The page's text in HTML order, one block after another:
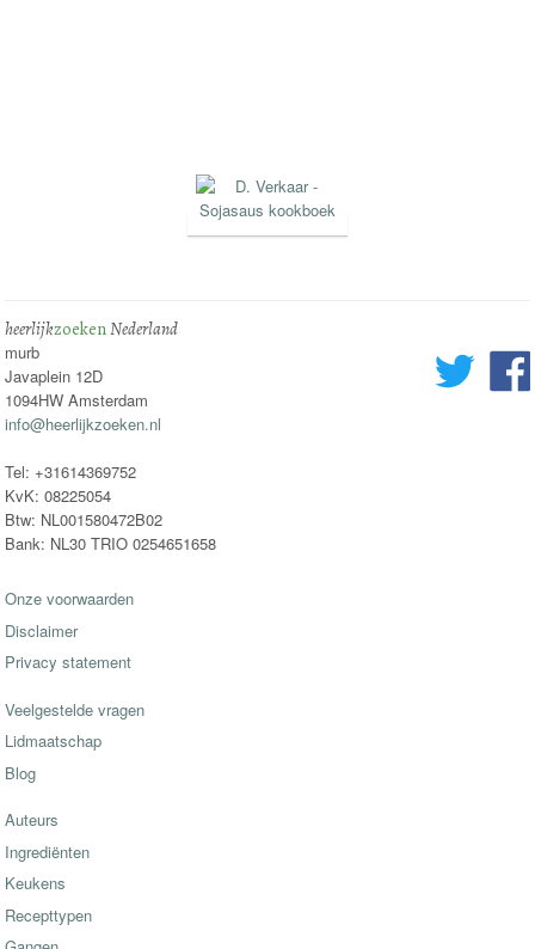
heerlijkzoekenNederland
murb
Javaplein 12D
1094HW Amsterdam
info@heerlijkzoeken.nl
Tel: +31614369752
KvK: 08225054
Btw: NL001580472B02
Bank: NL30 TRIO 0254651658
Onze voorwaarden
Disclaimer
Privacy statement
Veelgestelde vragen
Lidmaatschap
Blog
Auteurs
Ingrediënten
Keukens
Recepttypen